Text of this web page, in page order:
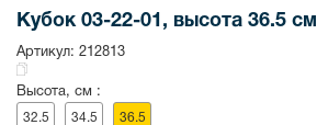
СУВЕНИРЫ
Кубок 03-22-01, высота 36.5 см
Артикул: 212813
Высота, см :
32.5 34.5 36.5